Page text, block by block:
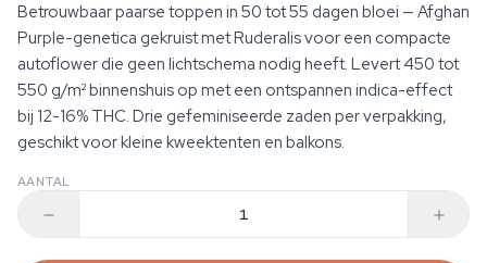
Betrouwbaar paarse toppen in 50 tot 55 dagen bloei — Afghan
Purple-genetica gekruist met Ruderalis voor een compacte
autoflower die geen lichtschema nodig heeft. Levert 450 tot
550 g/m² binnenshuis op met een ontspannen indica-effect
bij 12-16% THC. Drie gefeminiseerde zaden per verpakking,
geschikt voor kleine kweektenten en balkons.
AANTAL